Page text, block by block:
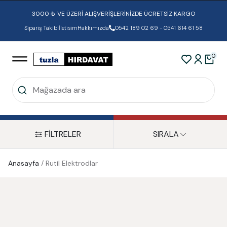
3000 ₺ VE ÜZERİ ALIŞVERİŞLERİNİZDE ÜCRETSİZ KARGO
Sipariş TakibiİletisimHakkımızda 0542 189 02 69 - 0541 614 61 58
0
FİLTRELER SIRALA
Anasayfa / Rutil Elektrodlar